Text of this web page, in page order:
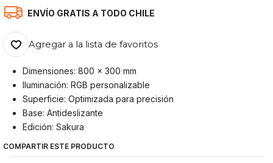
ENVÍO GRATIS A TODO CHILE
Agregar a la lista de favoritos
Dimensiones: 800 x 300 mm
Iluminación: RGB personalizable
Superficie: Optimizada para precisión
Base: Antideslizante
Edición: Sakura
COMPARTIR ESTE PRODUCTO